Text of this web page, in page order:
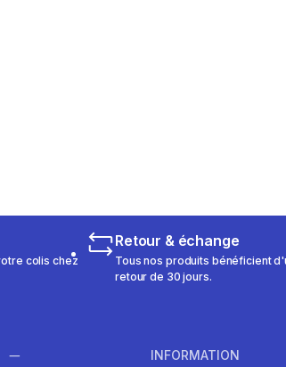
colis chez
Retour & échange
Tous nos produits bénéficient
retour de 30 jours.
INFORMATION